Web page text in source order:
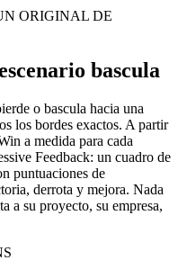
ORIGINAL DE
bascula
o bascula hacia una
los bordes exactos. A partir
a medida para cada
Feedback: un cuadro de
puntuaciones de
derrota y mejora. Nada
a su proyecto, su empresa,